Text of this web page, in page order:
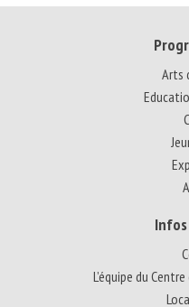
Arts
L’équipe du